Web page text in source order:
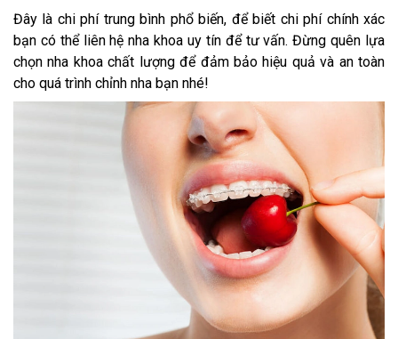
Đây là chi phí trung bình phổ biến, để biết chi phí chính xác
bạn có thể liên hệ nha khoa uy tín để tư vấn. Đừng quên lựa
chọn nha khoa chất lượng để đảm bảo hiệu quả và an toàn
cho quá trình chỉnh nha bạn nhé!